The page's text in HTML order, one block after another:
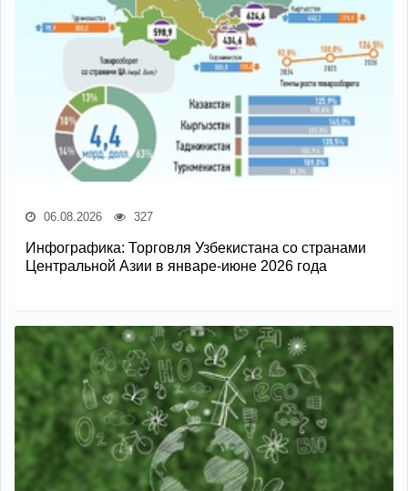
06.08.2026 327
Инфографика: Торговля Узбекистана со странами
Центральной Азии в январе-июне 2026 года